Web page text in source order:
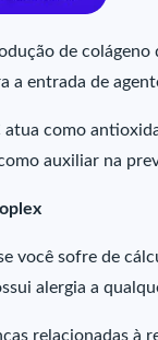
de
a entrada de
atua como
auxiliar na
você sofre de
alergia a
relacionadas à